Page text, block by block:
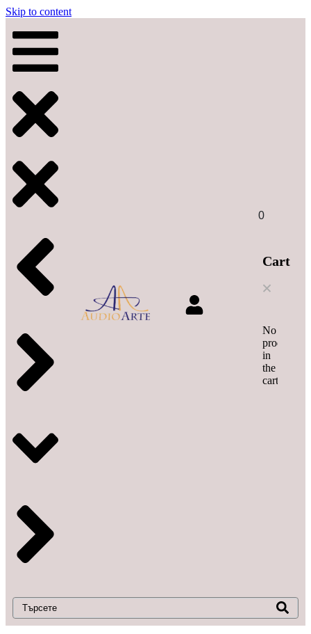
Skip to content
0
Cart
No
products
in
the
cart.